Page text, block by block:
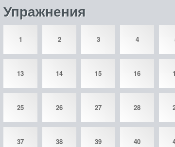
Упражнения
1 2 3 4
13 14 15 16
25 26 27 28
37 38 39 40